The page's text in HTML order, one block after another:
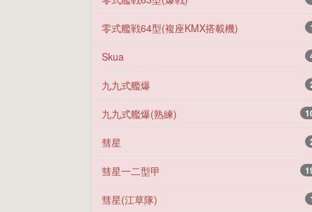
零式艦戦64型(複座KMX搭載機)
Skua
九九式艦爆
九九式艦爆(熟練)
彗星
彗星一二型甲
彗星(江草隊)